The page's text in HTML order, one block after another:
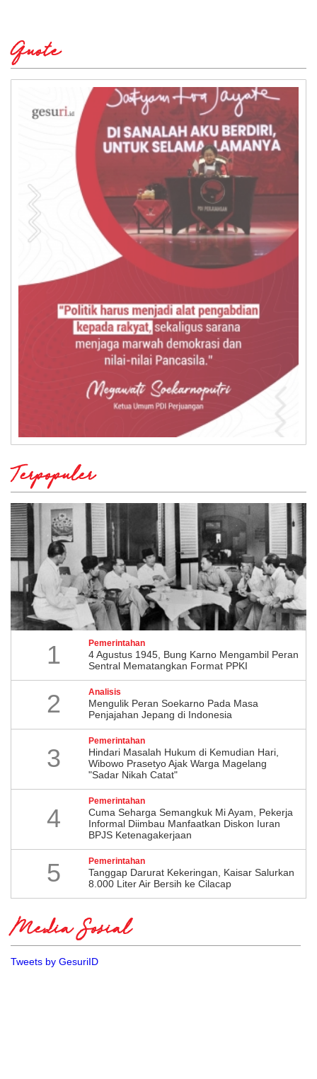
Quote
Terpopuler
1 Pemerintahan
4 Agustus 1945, Bung Karno Mengambil Peran
Sentral Mematangkan Format PPKI
2 Analisis
Mengulik Peran Soekarno Pada Masa
Penjajahan Jepang di Indonesia
3
Pemerintahan
Hindari Masalah Hukum di Kemudian Hari,
Wibowo Prasetyo Ajak Warga Magelang
"Sadar Nikah Catat"
4
Pemerintahan
Cuma Seharga Semangkuk Mi Ayam, Pekerja
Informal Diimbau Manfaatkan Diskon Iuran
BPJS Ketenagakerjaan
5 Pemerintahan
Tanggap Darurat Kekeringan, Kaisar Salurkan
8.000 Liter Air Bersih ke Cilacap
Media Sosial
Tweets by GesuriID